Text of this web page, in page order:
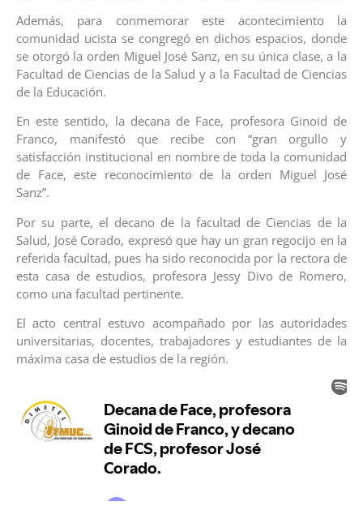
Además, para conmemorar este acontecimiento la
comunidad ucista se congregó en dichos espacios, donde
se otorgó la orden Miguel José Sanz, en su única clase, a la
Facultad de Ciencias de la Salud y a la Facultad de Ciencias
de la Educación.
En este sentido, la decana de Face, profesora Ginoid de
Franco, manifestó que recibe con “gran orgullo y
satisfacción institucional en nombre de toda la comunidad
de Face, este reconocimiento de la orden Miguel José
Sanz”.
Por su parte, el decano de la facultad de Ciencias de la
Salud, José Corado, expresó que hay un gran regocijo en la
referida facultad, pues ha sido reconocida por la rectora de
esta casa de estudios, profesora Jessy Divo de Romero,
como una facultad pertinente.
El acto central estuvo acompañado por las autoridades
universitarias, docentes, trabajadores y estudiantes de la
máxima casa de estudios de la región.